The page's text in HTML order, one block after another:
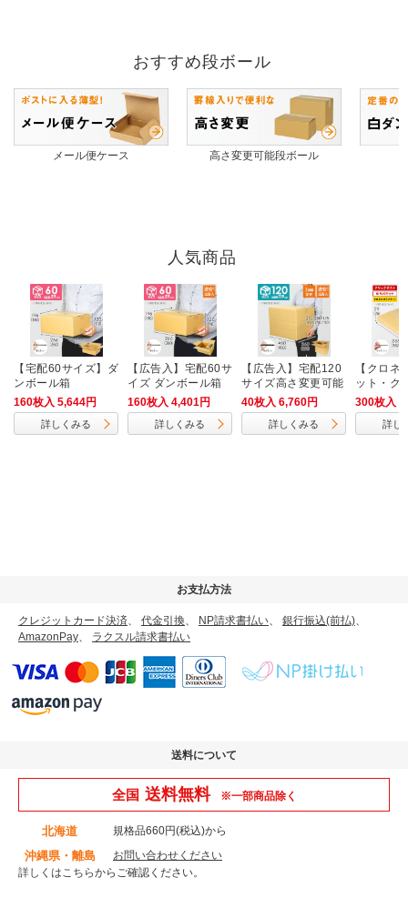
おすすめ段ボール
メール便ケース 高さ変更可能段ボール
人気商品
【宅配60サイズ】ダ
ンボール箱
160枚入 5,644円
詳しくみる
【広告入】宅配60サ
イズ ダンボール箱
（クロネコボックス
6）
160枚入 4,401円
詳しくみる
【広告入】宅配120
サイズ高さ変更可能
ダンボール箱
40枚入 6,760円
詳しくみる
【クロネ
ット・ク
ト・ゆう
厚さ3cm
ケース（
300枚入
詳し
お支払方法
クレジットカード決済、 代金引換、 NP請求書払い、 銀行振込(前払)、
AmazonPay、 ラクスル請求書払い
送料について
全国 送料無料 ※一部商品除く
北海道 規格品660円(税込)から
沖縄県・離島
お問い合わせください
詳しくはこちらからご確認ください。